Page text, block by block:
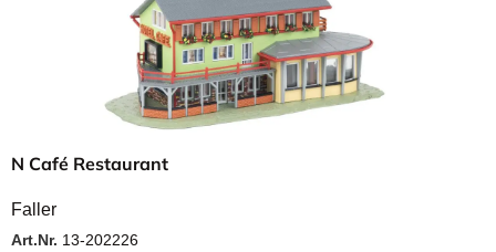
N Café Restaurant
Faller
Art.Nr. 13-202226